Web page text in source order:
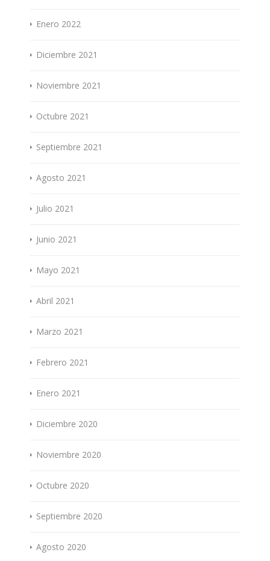
Enero 2022
Diciembre 2021
Noviembre 2021
Octubre 2021
Septiembre 2021
Agosto 2021
Julio 2021
Junio 2021
Mayo 2021
Abril 2021
Marzo 2021
Febrero 2021
Enero 2021
Diciembre 2020
Noviembre 2020
Octubre 2020
Septiembre 2020
Agosto 2020